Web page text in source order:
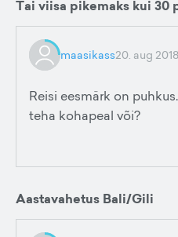
Tai viisa pikemaks kui 30
maasikass20. aug
Reisi eesmärk on
teha kohapeal või?
Aastavahetus Bali/Gili